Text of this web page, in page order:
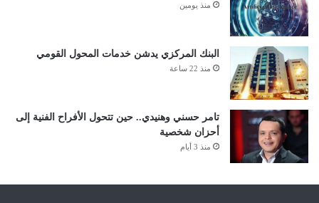
منذ يومين
البنك المركزي يدشن خدمات المحول القومي
منذ 22 ساعة
تامر حسني وهنيدي.. حين تتحول الأفراح الفنية إلى
أحزان شخصية
منذ 3 أيام